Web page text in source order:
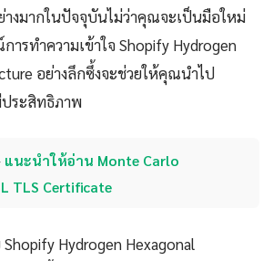
างมากในปัจจุบันไม่ว่าคุณจะเป็นมือใหม่
รทำความเข้าใจ Shopify Hydrogen
อย่างลึกซึ้งจะช่วยให้คุณนำไป
ประสิทธิภาพ
แนะนำให้อ่าน Monte Carlo
TLS Certificate
Hydrogen Hexagonal